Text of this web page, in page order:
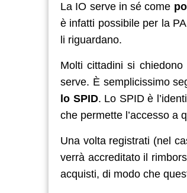
La IO serve in sé come
è infatti possibile per la
li riguardano.
Molti cittadini si chiedono
serve. È semplicissimo
lo SPID. Lo SPID è
che permette l’accesso a
Una volta registrati (nel
verrà accreditato il
acquisti, di modo che